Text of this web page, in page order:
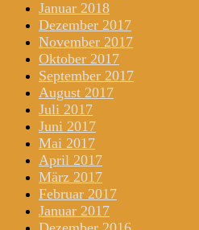
Januar 2018
Dezember 2017
November 2017
Oktober 2017
September 2017
August 2017
Juli 2017
Juni 2017
Mai 2017
April 2017
März 2017
Februar 2017
Januar 2017